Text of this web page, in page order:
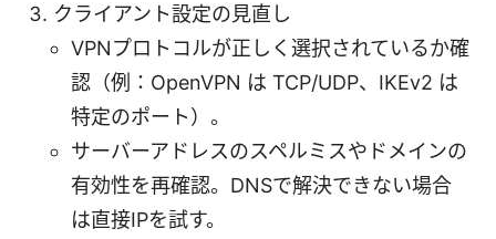
クライアント設定の見直し
VPNプロトコルが正しく選択されているか確
認（例：OpenVPN は TCP/UDP、IKEv2 は
特定のポート）。
サーバーアドレスのスペルミスやドメインの
有効性を再確認。DNSで解決できない場合
は直接IPを試す。